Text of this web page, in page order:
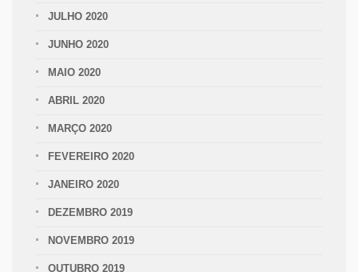
JULHO 2020
JUNHO 2020
MAIO 2020
ABRIL 2020
MARÇO 2020
FEVEREIRO 2020
JANEIRO 2020
DEZEMBRO 2019
NOVEMBRO 2019
OUTUBRO 2019